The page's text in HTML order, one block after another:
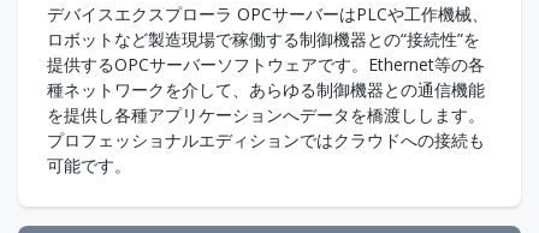
デバイスエクスプローラ OPCサーバーはPLCや工作機械、
ロボットなど製造現場で稼働する制御機器との“接続性”を
提供するOPCサーバーソフトウェアです。Ethernet等の各
種ネットワークを介して、あらゆる制御機器との通信機能
を提供し各種アプリケーションへデータを橋渡しします。
プロフェッショナルエディションではクラウドへの接続も
可能です。